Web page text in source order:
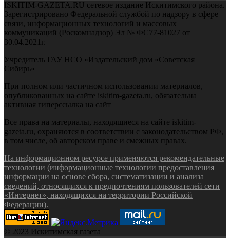
ISKITIM-GAZETA.RU сетевое издание Искитимского района.
Зарегистрировано Федеральной службой по надзору в сфере
связи, информационных технологий и массовых
коммуникаций (Роскомнадзор) Эл № ФС77-81027 от
30.04.2021г.
Учредитель ГАУ НСО «Издательский дом «Советская
Сибирь»
При полном или частичном использовании материалов,
опубликованных на сайте iskitim-gazeta.ru, обязательна
активная гиперссылка на сайт
Все права на материалы, находящиеся на сайте iskitim-
gazeta.ru, охраняются в соответствии с законодательством РФ,
в том числе, об авторском праве и смежных правах.
На информационном ресурсе применяются рекомендательные
технологии (информационные технологии предоставления
информации на основе сбора, систематизации и анализа
сведений, относящихся к предпочтениям пользователей сети
«Интернет», находящихся на территории Российской
Федерации).
© 2023 Искитимская газета